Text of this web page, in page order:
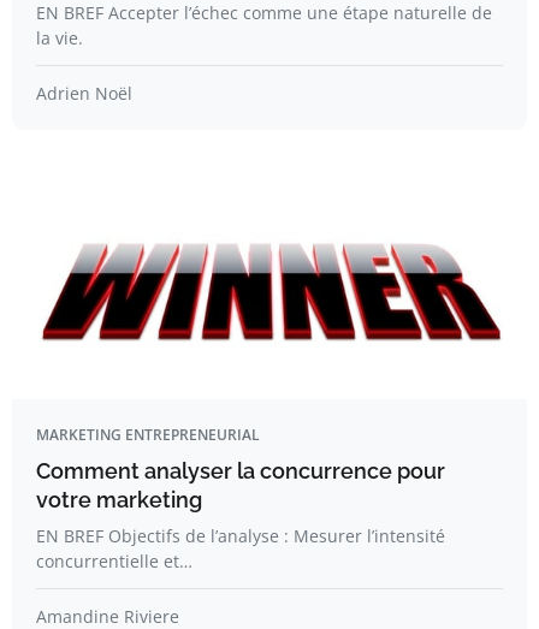
EN BREF Accepter l’échec comme une étape naturelle de
la vie.
Adrien Noël
MARKETING ENTREPRENEURIAL
Comment analyser la concurrence pour
votre marketing
EN BREF Objectifs de l’analyse : Mesurer l’intensité
concurrentielle et…
Amandine Riviere